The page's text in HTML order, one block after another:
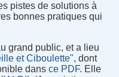
pistes de solutions à
bonnes pratiques qui
grand public, et a lieu
et Ciboulette", dont
dans ce PDF. Elle